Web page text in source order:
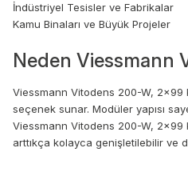
İndüstriyel Tesisler ve Fabrikalar
Kamu Binaları ve Büyük Projeler
Neden Viessmann
Viessmann Vitodens 200-W, 2x99
seçenek sunar. Modüler yapısı
Viessmann Vitodens 200-W, 2x99
arttıkça kolayca genişletilebilir ve